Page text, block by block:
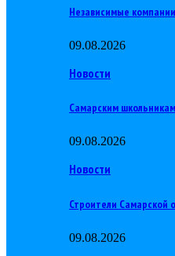
Независимые
09.08.2026
Новости
Самарским
09.08.2026
Новости
Строители Самарской
09.08.2026